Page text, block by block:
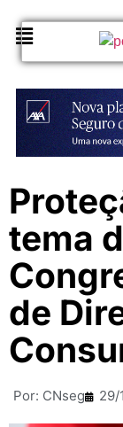
tema
de
Por: CNseg 29/